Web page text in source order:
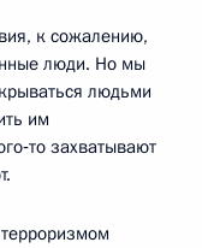
к сожалению,
люди. Но мы
людьми
им
захватывают